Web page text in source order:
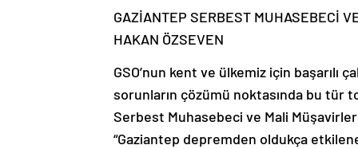
GAZİANTEP SERBEST MUHASEBECİ
HAKAN ÖZSEVEN
GSO’nun kent ve ülkemiz için başarılı
sorunların çözümü noktasında bu tür
Serbest Muhasebeci ve Mali
“Gaziantep depremden oldukça